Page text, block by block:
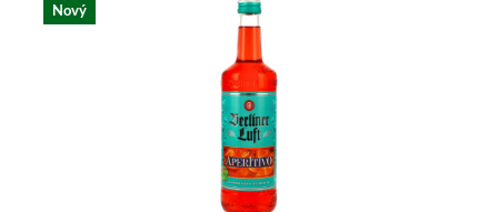
Nový